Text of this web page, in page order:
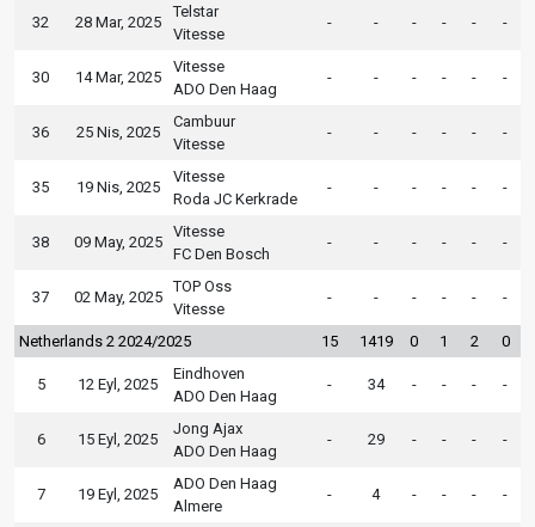
32 28 Mar, 2025
Telstar
Vitesse
- - - - - -
30 14 Mar, 2025
Vitesse
ADO Den Haag
- - - - - -
36 25 Nis, 2025
Cambuur
Vitesse
- - - - - -
35 19 Nis, 2025
Vitesse
Roda JC Kerkrade
- - - - - -
38 09 May, 2025
Vitesse
FC Den Bosch
- - - - - -
37 02 May, 2025
TOP Oss
Vitesse
- - - - - -
Netherlands 2 2024/2025 15 1419 0 1 2 0
5 12 Eyl, 2025
Eindhoven
ADO Den Haag
- 34 - - - -
6 15 Eyl, 2025
Jong Ajax
ADO Den Haag
- 29 - - - -
7 19 Eyl, 2025
ADO Den Haag
Almere
- 4 - - - -